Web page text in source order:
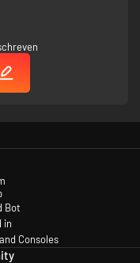
Bot
in
Consoles